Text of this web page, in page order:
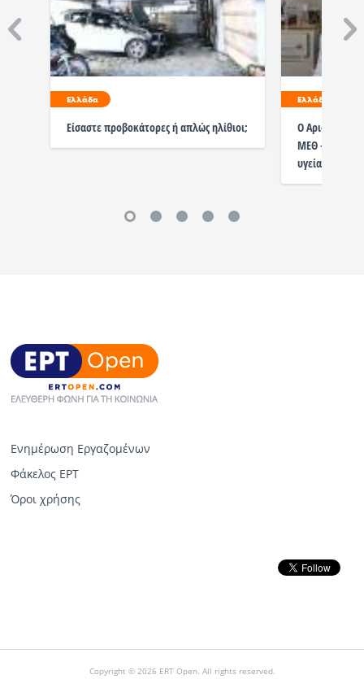
Ελλάδα
Είσαστε προβοκάτορες ή απλώς ηλίθιοι;
Ελλάδα
Ο
ΜΕΘ –
υγείας του
Ενημέρωση Εργαζομένων
Φάκελος ΕΡΤ
Όροι χρήσης
Copyright © 2026 ERT Open. All rights reserved.